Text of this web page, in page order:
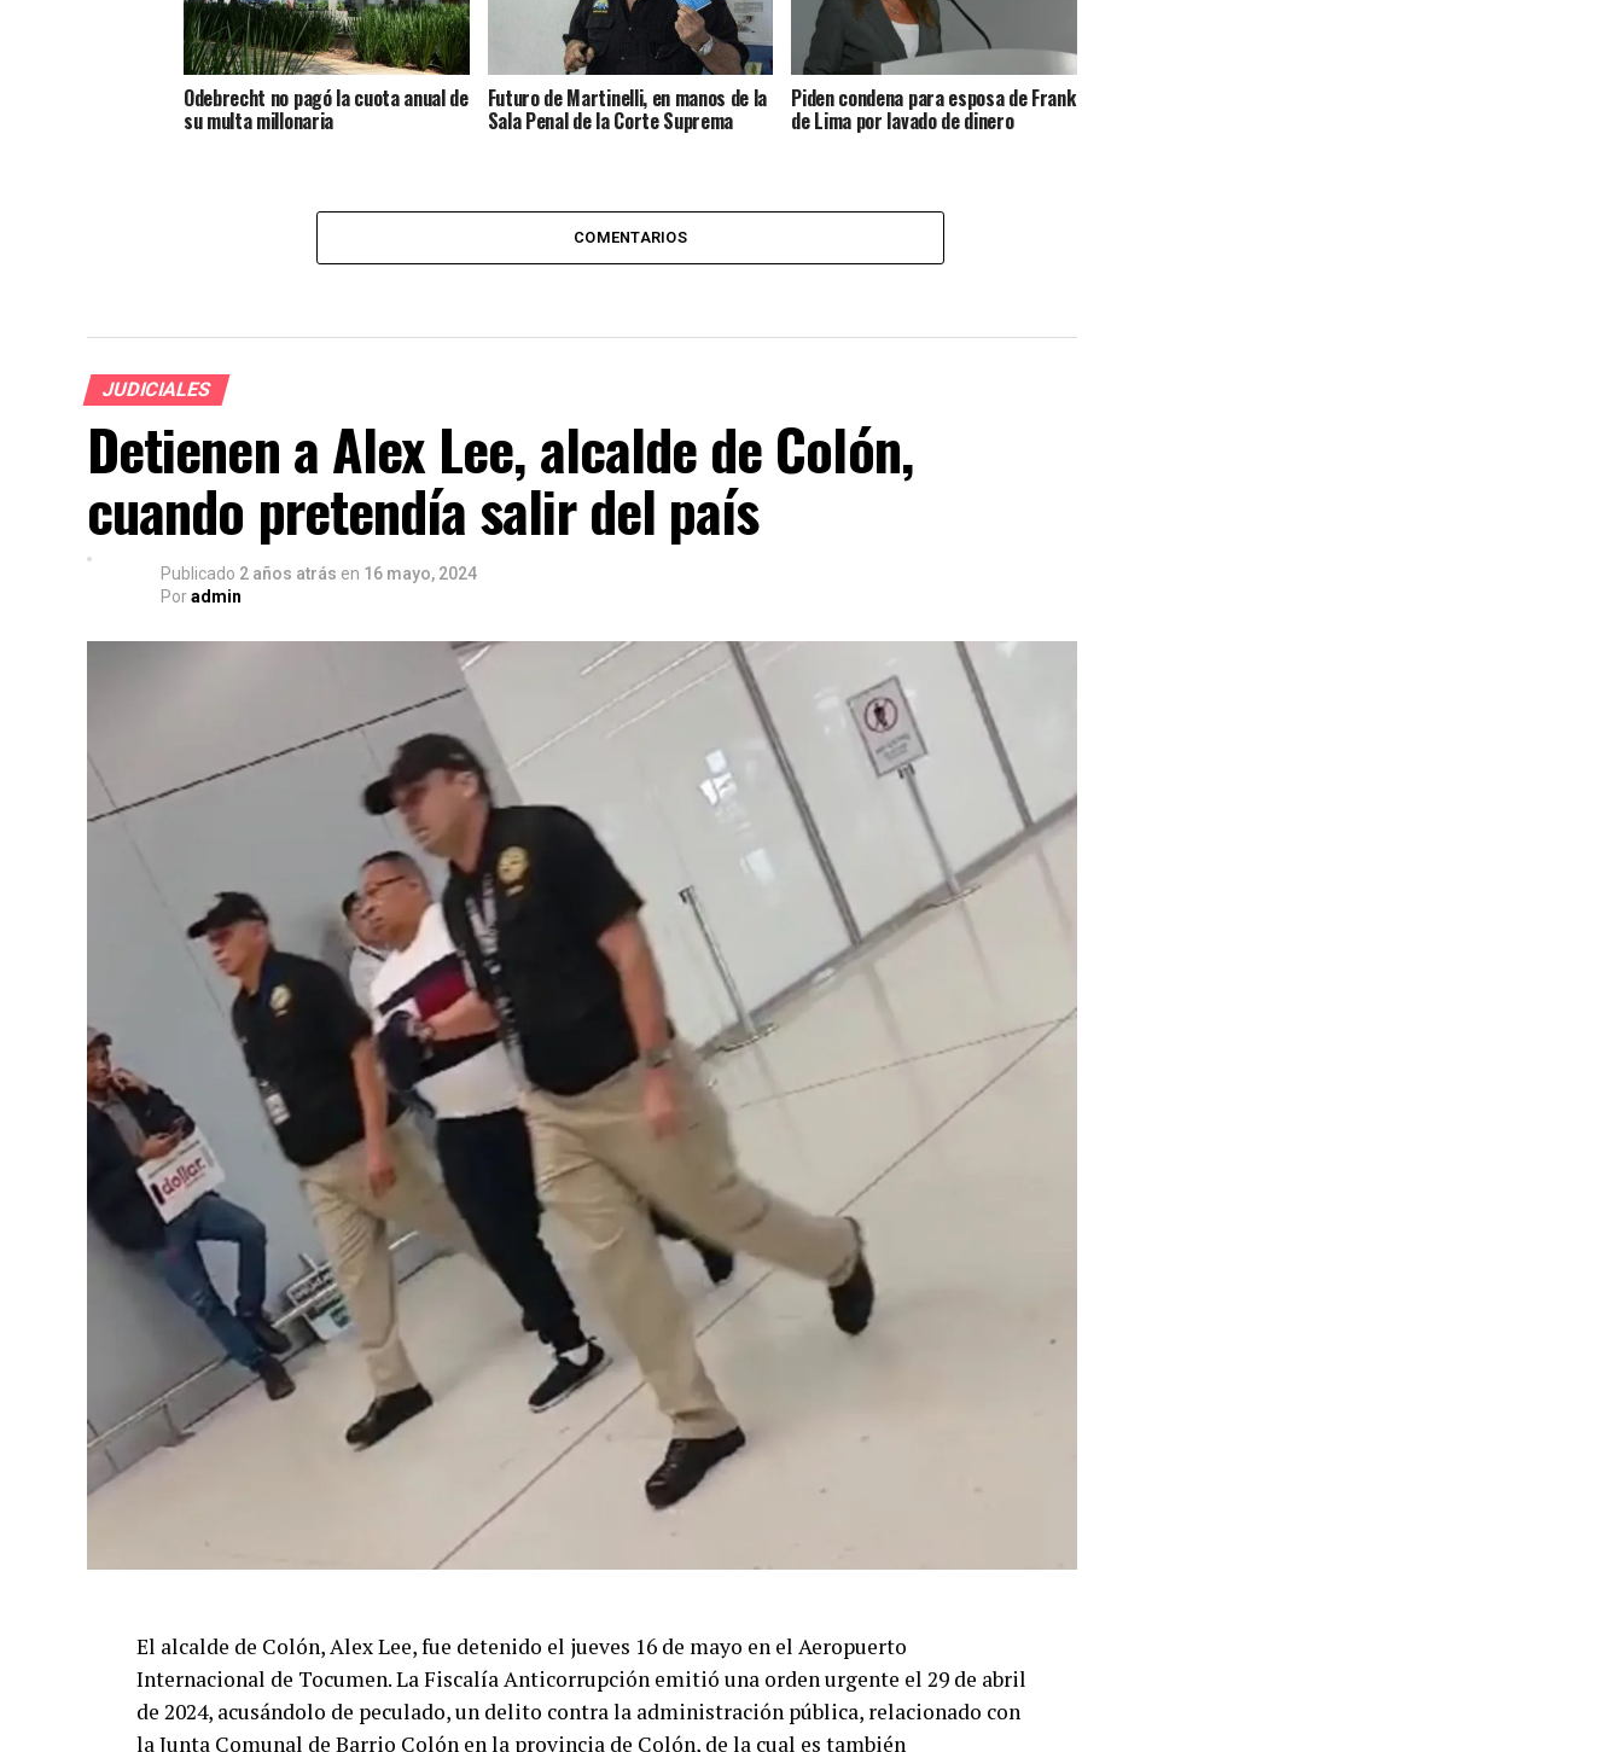
Odebrecht no pagó la cuota anual de
su multa millonaria
Futuro de Martinelli, en manos de la
Sala Penal de la Corte Suprema
Piden condena para esposa de Frank
de Lima por lavado de dinero
COMENTARIOS
JUDICIALES
Detienen a Alex Lee, alcalde de Colón,
cuando pretendía salir del país
Publicado 2 años atrás en 16 mayo, 2024
Poradmin
El alcalde de Colón, Alex Lee, fue detenido el jueves 16 de mayo en el Aeropuerto
Internacional de Tocumen. La Fiscalía Anticorrupción emitió una orden urgente el 29 de abril
de 2024, acusándolo de peculado, un delito contra la administración pública, relacionado con
la Junta Comunal de Barrio Colón en la provincia de Colón, de la cual es también